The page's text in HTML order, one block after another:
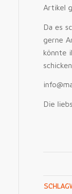
Artikel
Da es
gerne
könnte
Die